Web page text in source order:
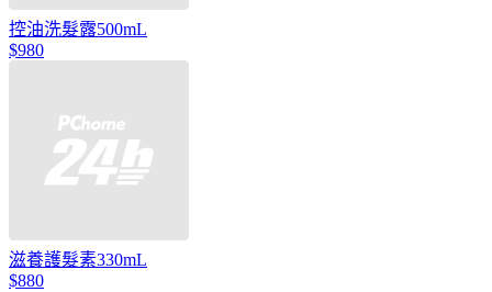
控油洗髮露500mL
$980
滋養護髮素330mL
$880